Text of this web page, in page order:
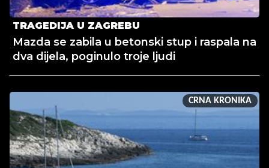
TRAGEDIJA U ZAGREBU
Mazda se zabila u betonski stup i raspala na
dva dijela, poginulo troje ljudi
CRNA KRONIKA